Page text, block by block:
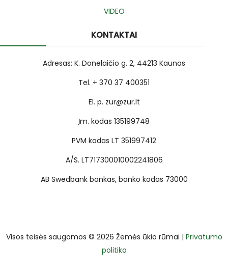
VIDEO
KONTAKTAI
Adresas: K. Donelaičio g. 2, 44213 Kaunas
Tel. + 370 37 400351
El. p. zur@zur.lt
Įm. kodas 135199748
PVM kodas LT 351997412
A/S. LT717300010002241806
AB Swedbank bankas, banko kodas 73000
Visos teisės saugomos © 2026 Žemės ūkio rūmai | Privatumo
politika